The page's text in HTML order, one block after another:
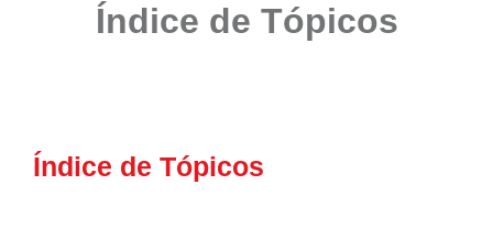
Índice de Tópicos
Índice de Tópicos